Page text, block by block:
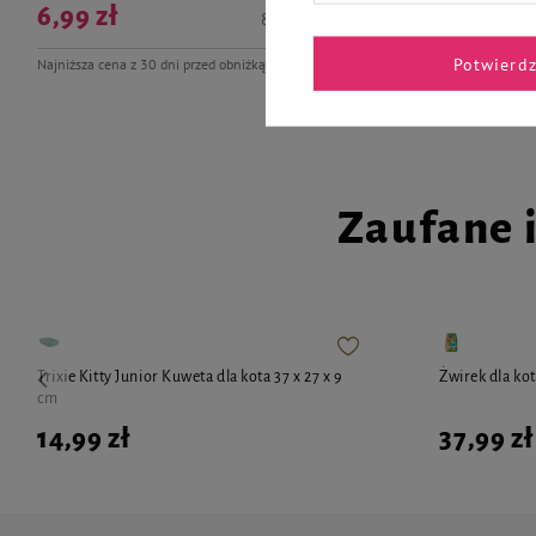
Najniższa cena z 30 dni przed obniżką
6,99 zł 82,24 zł / kg
15,99 zł
Zaufane
Trixie Kitty Junior Kuweta dla kota 37 x 27 x 9
cm
14,99 zł
Żwirek dla
37,99 zł